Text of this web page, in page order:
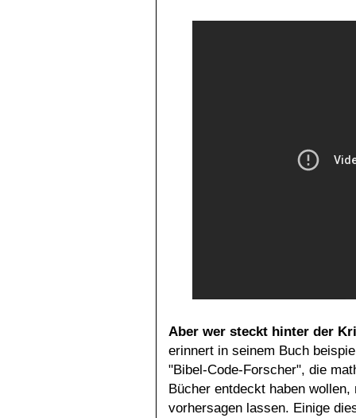
Aber wer steckt hinter der
erinnert in seinem Buch
"Bibel-Code-Forscher", die
Bücher entdeckt haben
vorhersagen lassen. Einige